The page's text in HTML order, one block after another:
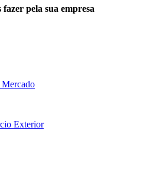
pela sua empresa
Exterior